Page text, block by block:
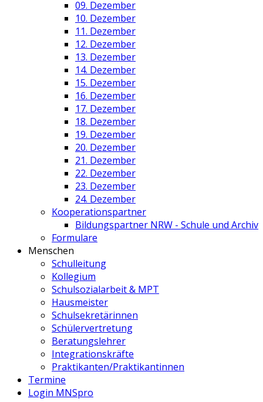
09. Dezember
10. Dezember
11. Dezember
12. Dezember
13. Dezember
14. Dezember
15. Dezember
16. Dezember
17. Dezember
18. Dezember
19. Dezember
20. Dezember
21. Dezember
22. Dezember
23. Dezember
24. Dezember
Kooperationspartner
Bildungspartner NRW - Schule und Archiv
Formulare
Menschen
Schulleitung
Kollegium
Schulsozialarbeit & MPT
Hausmeister
Schulsekretärinnen
Schülervertretung
Beratungslehrer
Integrationskräfte
Praktikanten/Praktikantinnen
Termine
Login MNSpro